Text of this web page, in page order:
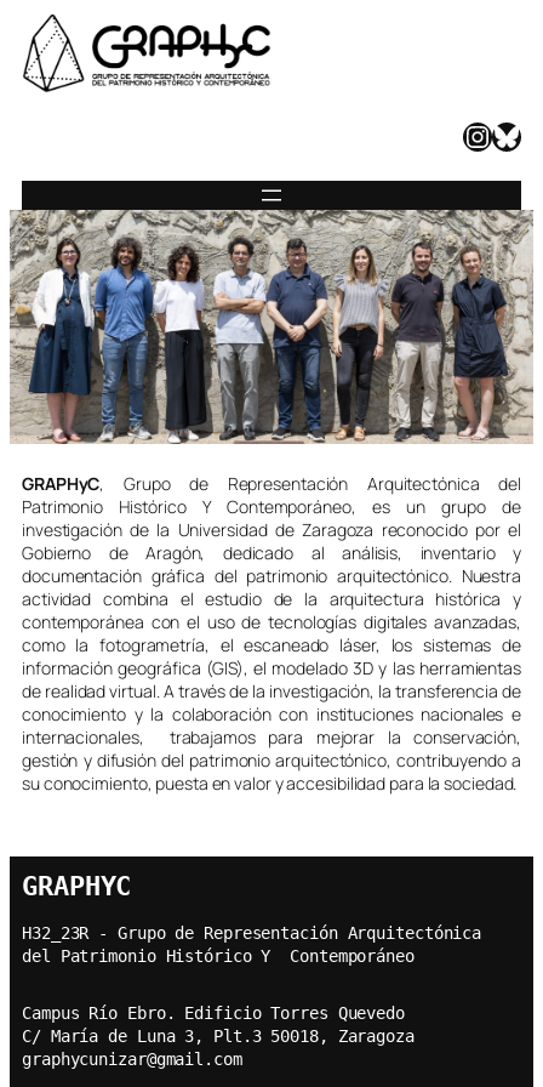
InstagramBluesky
GRAPHyC, Grupo de Representación Arquitectónica del
Patrimonio Histórico Y Contemporáneo, es un grupo de
investigación de la Universidad de Zaragoza reconocido por el
Gobierno de Aragón, dedicado al análisis, inventario y
documentación gráfica del patrimonio arquitectónico. Nuestra
actividad combina el estudio de la arquitectura histórica y
contemporánea con el uso de tecnologías digitales avanzadas,
como la fotogrametría, el escaneado láser, los sistemas de
información geográfica (GIS), el modelado 3D y las herramientas
de realidad virtual. A través de la investigación, la transferencia de
conocimiento y la colaboración con instituciones nacionales e
internacionales, trabajamos para mejorar la conservación,
gestión y difusión del patrimonio arquitectónico, contribuyendo a
su conocimiento, puesta en valor y accesibilidad para la sociedad.
GRAPHYC
H32_23R - Grupo de Representación Arquitectónica
del Patrimonio Histórico Y  Contemporáneo
Campus Río Ebro. Edificio Torres Quevedo
C/ María de Luna 3, Plt.3 50018, Zaragoza
graphycunizar@gmail.com